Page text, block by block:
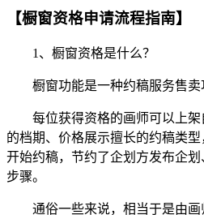
【橱窗资格申请流程指南】
1、橱窗资格是什么？
橱窗功能是一种约稿服务售卖
每位获得资格的画师可以上架
的档期、价格展示擅长的约稿类
开始约稿，节约了企划方发布企
步骤。
通俗一些来说，相当于是由画